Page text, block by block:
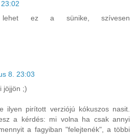
lehet ez a sünike, szívesen
8. 23:03
jöjjön ;)
ilyen pirított verziójú kókuszos nasit.
a kérdés: mi volna ha csak annyi
a fagyiban "felejtenék", a többi